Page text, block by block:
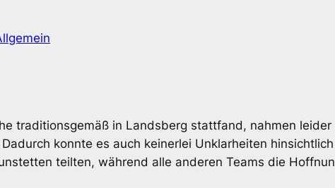
traditionsgemäß in Landsberg stattfand, nahmen
konnte es auch keinerlei Unklarheiten
teilten, während alle anderen Teams die